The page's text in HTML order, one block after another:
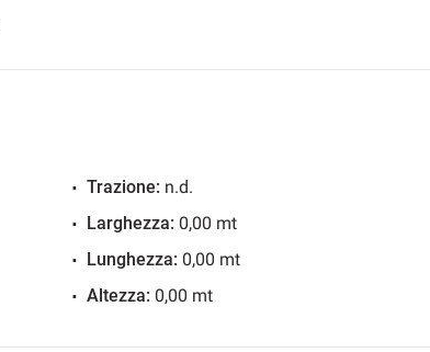
Trazione: n.d.
Larghezza: 0,00 mt
Lunghezza: 0,00 mt
Altezza: 0,00 mt